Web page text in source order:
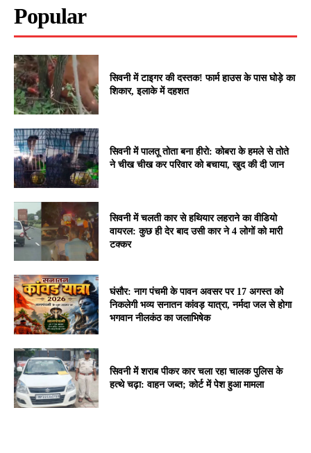
Popular
सिवनी में टाइगर की दस्तक! फार्म हाउस के पास घोड़े का
शिकार, इलाके में दहशत
सिवनी में पालतू तोता बना हीरो: कोबरा के हमले से तोते
ने चीख चीख कर परिवार को बचाया, खुद की दी जान
सिवनी में चलती कार से हथियार लहराने का वीडियो
वायरल: कुछ ही देर बाद उसी कार ने 4 लोगों को मारी
टक्कर
घंसौर: नाग पंचमी के पावन अवसर पर 17 अगस्त को
निकलेगी भव्य सनातन कांवड़ यात्रा, नर्मदा जल से होगा
भगवान नीलकंठ का जलाभिषेक
सिवनी में शराब पीकर कार चला रहा चालक पुलिस के
हत्थे चढ़ा: वाहन जब्त; कोर्ट में पेश हुआ मामला